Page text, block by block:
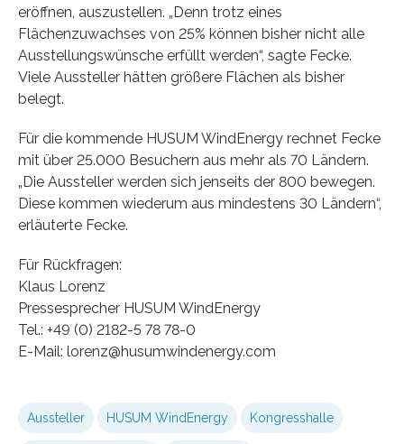
eröffnen, auszustellen. „Denn trotz eines
Flächenzuwachses von 25% können bisher nicht alle
Ausstellungswünsche erfüllt werden“, sagte Fecke.
Viele Aussteller hätten größere Flächen als bisher
belegt.
Für die kommende HUSUM WindEnergy rechnet Fecke
mit über 25.000 Besuchern aus mehr als 70 Ländern.
„Die Aussteller werden sich jenseits der 800 bewegen.
Diese kommen wiederum aus mindestens 30 Ländern“,
erläuterte Fecke.
Für Rückfragen:
Klaus Lorenz
Pressesprecher HUSUM WindEnergy
Tel.: +49 (0) 2182-5 78 78-0
E-Mail: lorenz@husumwindenergy.com
Aussteller HUSUM WindEnergy Kongresshalle